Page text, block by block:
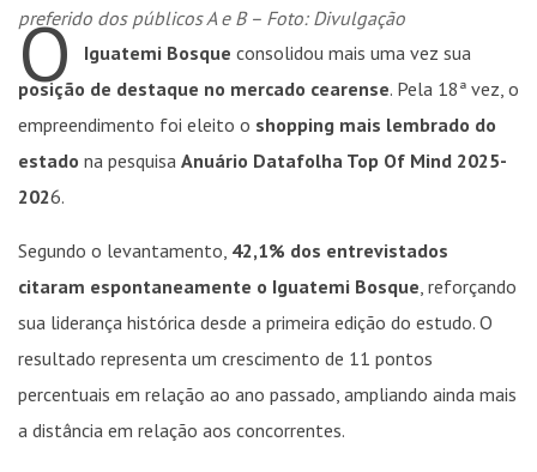
preferido dos públicos A e B – Foto: Divulgação
O Iguatemi Bosque consolidou mais uma vez sua
posição de destaque no mercado cearense. Pela 18ª vez, o
empreendimento foi eleito o shopping mais lembrado do
estado na pesquisa Anuário Datafolha Top Of Mind 2025-
2026.
Segundo o levantamento, 42,1% dos entrevistados
citaram espontaneamente o Iguatemi Bosque, reforçando
sua liderança histórica desde a primeira edição do estudo. O
resultado representa um crescimento de 11 pontos
percentuais em relação ao ano passado, ampliando ainda mais
a distância em relação aos concorrentes.